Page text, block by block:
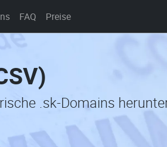
FAQ Preise
.sk-Domains